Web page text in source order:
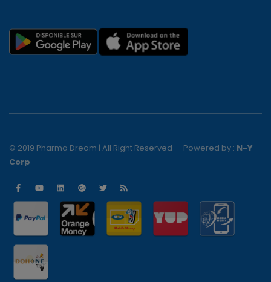
© 2019 Pharma Dream | All Right Reserved Powered by : N-Y
Corp